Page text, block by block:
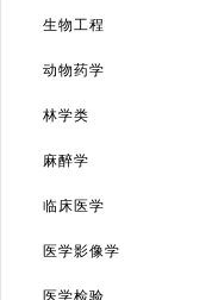
生物工程
动物药学
林学类
麻醉学
临床医学
医学影像学
医学检验